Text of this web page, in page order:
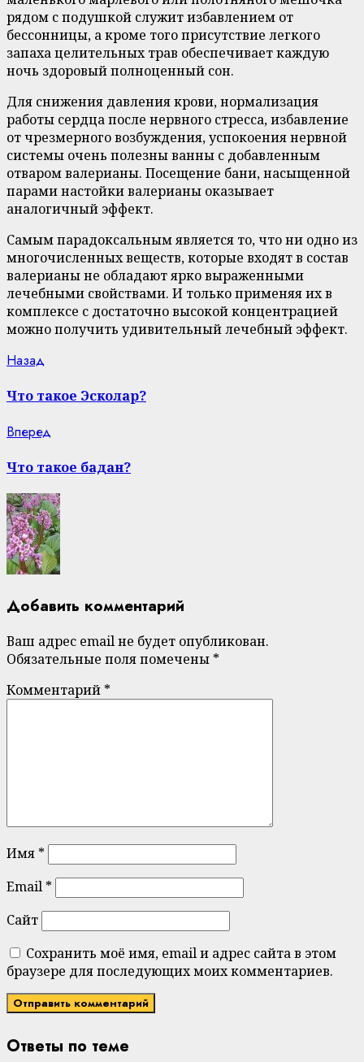
рядом с подушкой служит избавлением от
бессонницы, а кроме того присутствие легкого
запаха целительных трав обеспечивает каждую
ночь здоровый полноценный сон.
Для снижения давления крови, нормализация
работы сердца после нервного стресса, избавление
от чрезмерного возбуждения, успокоения нервной
системы очень полезны ванны с добавленным
отваром валерианы. Посещение бани, насыщенной
парами настойки валерианы оказывает
аналогичный эффект.
Самым парадоксальным является то, что ни одно из
многочисленных веществ, которые входят в состав
валерианы не обладают ярко выраженными
лечебными свойствами. И только применяя их в
комплексе с достаточно высокой концентрацией
можно получить удивительный лечебный эффект.
Continue
Reading
Назад
Что такое Эсколар?
Вперед
Что такое бадан?
Добавить комментарий
Ваш адрес email не будет опубликован.
Обязательные поля помечены *
Комментарий *
Имя *
Email *
Сайт
Сохранить моё имя, email и адрес сайта в этом
браузере для последующих моих комментариев.
Ответы по теме